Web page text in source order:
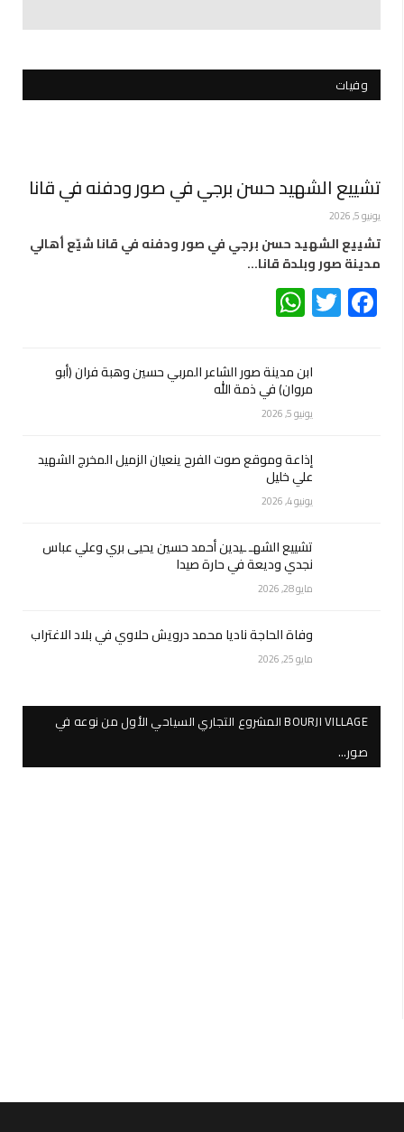
وفيات
تشييع الشهيد حسن برجي في صور ودفنه في قانا
يونيو 5, 2026
تشييع الشهيد حسن برجي في صور ودفنه في قانا شيّع أهالي
مدينة صور وبلدة قانا…
Facebook
Twitter
ابن مدينة صور الشاعر المربي حسين وهبة فران (أبو
مروان) في ذمة الله
يونيو 5, 2026
إذاعة وموقع صوت الفرح ينعيان الزميل المخرج الشهيد
علي خليل
يونيو 4, 2026
تشييع الشهـ ـيدين أحمد حسين يحيى بري وعلي عباس
نجدي وديعة في حارة صيدا
مايو 28, 2026
وفاة الحاجة ناديا محمد درويش حلاوي في بلاد الاغتراب
مايو 25, 2026
BOURJI VILLAGE المشروع التجاري السياحي الأول من نوعه في
صور…